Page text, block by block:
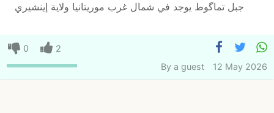
جبل تماگوط يوجد في شمال غرب موريتانيا ولاية إينشيري
0
2
By a guest 12 May 2026